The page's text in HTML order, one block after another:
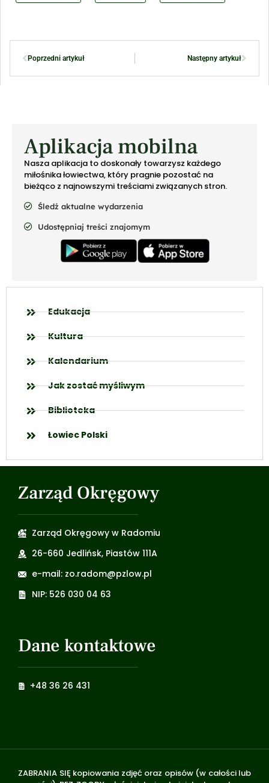
Poprzedni artykuł Następny artykuł
Aplikacja mobilna
Nasza aplikacja to doskonały towarzysz każdego
miłośnika łowiectwa, który pragnie pozostać na
bieżąco z najnowszymi treściami związanych stron.
Śledź aktualne wydarzenia
Udostępniaj treści znajomym
Edukacja
Kultura
Kalendarium
Jak zostać myśliwym
Biblioteka
Łowiec Polski
Zarząd Okręgowy
Zarząd Okręgowy w Radomiu
26-660 Jedlińsk, Piastów 111A
e-mail: zo.radom@pzlow.pl
NIP: 526 030 04 63
Dane kontaktowe
+48 36 26 431
ZABRANIA SIĘ kopiowania zdjęć oraz opisów (w całości lub